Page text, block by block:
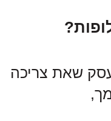
שאת צריכה